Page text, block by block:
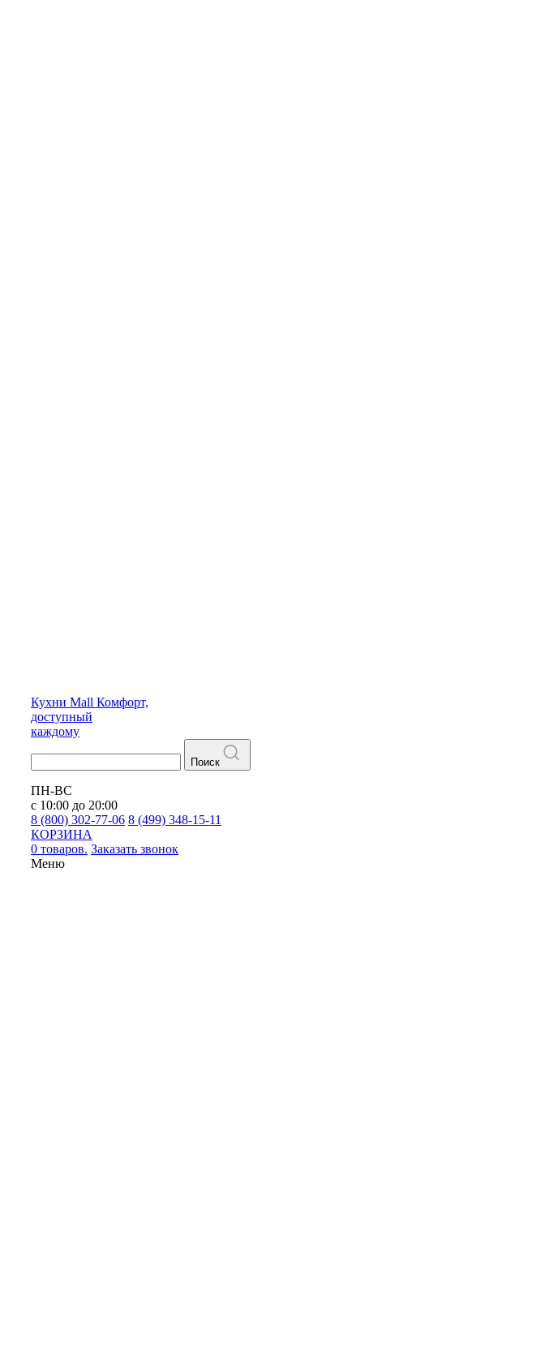
Кухни Mall Комфорт,
доступный
каждому
Поиск
ПН-ВС
с 10:00 до 20:00
8 (800) 302-77-06 8 (499) 348-15-11
КОРЗИНА
0 товаров. Заказать звонок
Меню